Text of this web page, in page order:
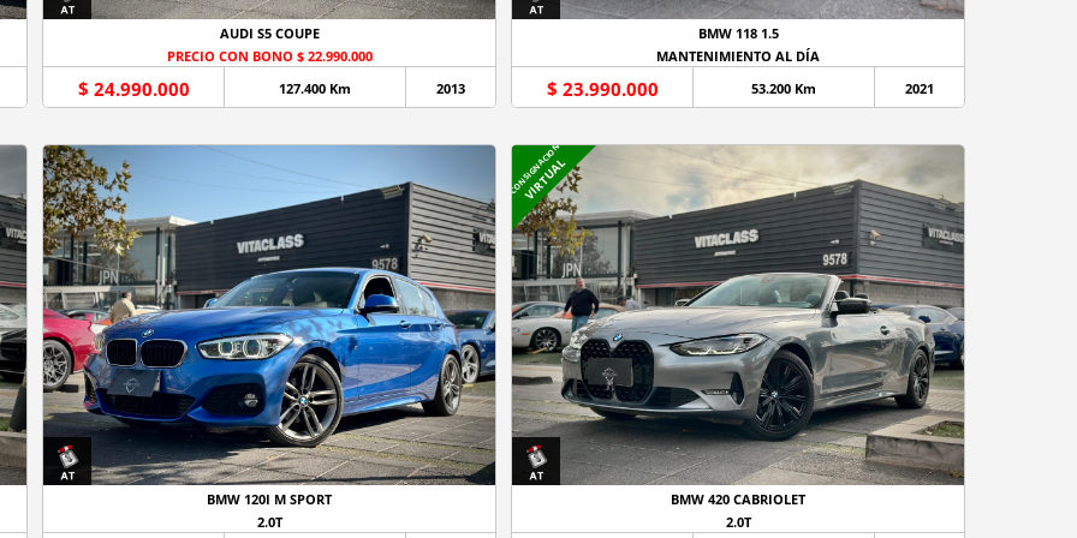
AUDI S5 COUPE
PRECIO CON BONO $ 22.990.000
$ 24.990.000 127.400 Km 2013
BMW 118 1.5
MANTENIMIENTO AL DÍA
$ 23.990.000 53.200 Km 2021
BMW 120I M SPORT
2.0T
CONSIGNACION
VIRTUAL
BMW 420 CABRIOLET
2.0T